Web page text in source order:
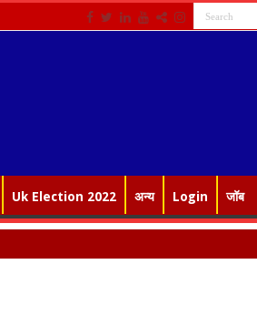
Uk Election 2022 अन्य Login जॉब